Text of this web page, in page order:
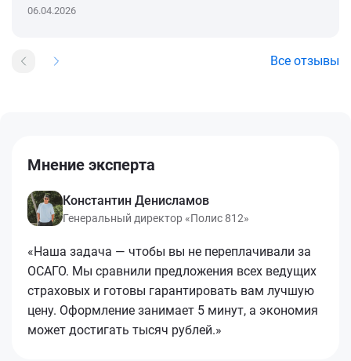
06.04.2026
Все отзывы
Мнение эксперта
Константин Денисламов
Генеральный директор «Полис 812»
«Наша задача — чтобы вы не переплачивали за
ОСАГО. Мы сравнили предложения всех ведущих
страховых и готовы гарантировать вам лучшую
цену. Оформление занимает 5 минут, а экономия
может достигать тысяч рублей.»